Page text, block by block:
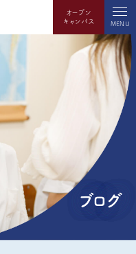
オープン
キャンパス
MENU
ブログ